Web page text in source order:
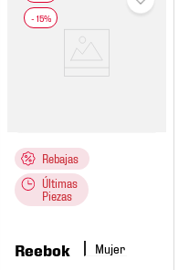
Rebajas
Últimas
Piezas
Reebok Mujer